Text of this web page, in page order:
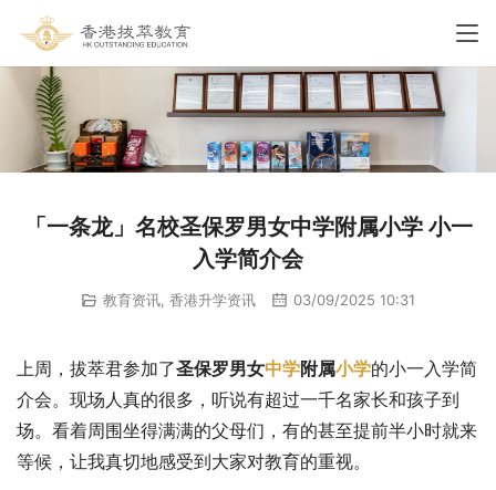
「一条龙」名校圣保罗男女中学附属小学 小一
入学简介会
教育资讯 香港升学资讯 03/09/2025 10:31
上周，拔萃君参加了圣保罗男女中学附属小学的小一入学简
介会。现场人真的很多，听说有超过一千名家长和孩子到
场。看着周围坐得满满的父母们，有的甚至提前半小时就来
等候，让我真切地感受到大家对教育的重视。